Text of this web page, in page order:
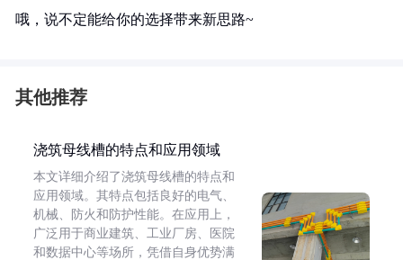
哦，说不定能给你的选择带来新思路~
其他推荐
浇筑母线槽的特点和应用领域
本文详细介绍了浇筑母线槽的特点和
应用领域。其特点包括良好的电气、
机械、防火和防护性能。在应用上，
广泛用于商业建筑、工业厂房、医院
和数据中心等场所，凭借自身优势满